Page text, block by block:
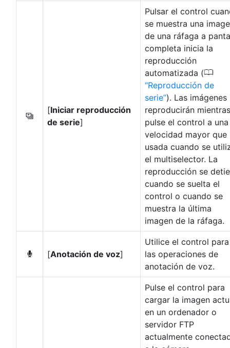
O
[Iniciar reproducción
de serie]
Pulsar el control
se muestra una
de una ráfaga a
completa inicia la
reproducción
automatizada (0
Reproducción de
serie ). Las imágenes
reproducirán
pulse el control a una
velocidad mayor que
usada cuando se
el multiselector. La
reproducción se
cuando se suelta el
control o cuando se
muestra la última
imagen de la ráfaga.
b [Anotación de voz]
Utilice el control para
las operaciones de
anotación de voz.
Pulse el control para
cargar la imagen
en un ordenador o
servidor FTP
actualmente